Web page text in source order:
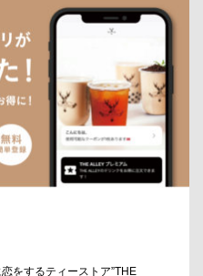
をするティーストア”THE